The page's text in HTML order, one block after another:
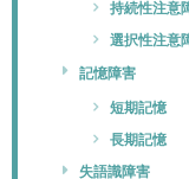
持続性注意
選択性注意
記憶障害
短期記憶
長期記憶
失語識障害